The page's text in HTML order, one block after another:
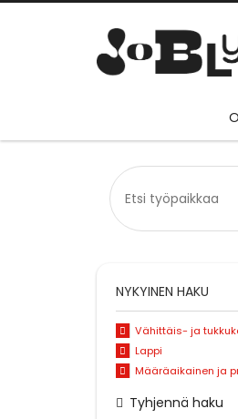
NYKYINEN HAKU
Vähittäis- ja
Lappi
Määräaikainen ja
Tyhjennä haku